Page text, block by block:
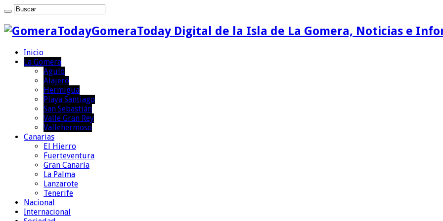
GomeraToday Digital de la Isla de La Gomera, Noticias e
Inicio
La Gomera
Agulo
Alajeró
Hermigua
Playa Santiago
San Sebastián
Valle Gran Rey
Vallehermoso
Canarias
El Hierro
Fuerteventura
Gran Canaria
La Palma
Lanzarote
Tenerife
Nacional
Internacional